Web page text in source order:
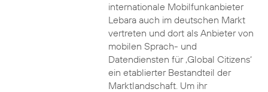
internationale Mobilfunkanbieter
Lebara auch im deutschen Markt
vertreten und dort als Anbieter von
mobilen Sprach- und
Datendiensten für ‚Global Citizens‘
ein etablierter Bestandteil der
Marktlandschaft. Um ihr